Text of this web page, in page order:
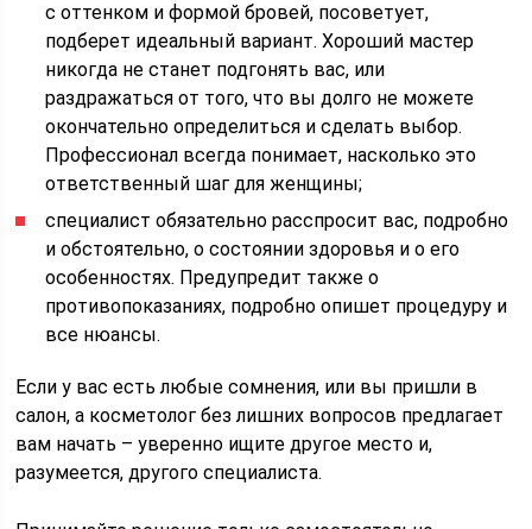
с оттенком и формой бровей, посоветует,
подберет идеальный вариант. Хороший мастер
никогда не станет подгонять вас, или
раздражаться от того, что вы долго не можете
окончательно определиться и сделать выбор.
Профессионал всегда понимает, насколько это
ответственный шаг для женщины;
специалист обязательно расспросит вас, подробно
и обстоятельно, о состоянии здоровья и о его
особенностях. Предупредит также о
противопоказаниях, подробно опишет процедуру и
все нюансы.
Если у вас есть любые сомнения, или вы пришли в
салон, а косметолог без лишних вопросов предлагает
вам начать – уверенно ищите другое место и,
разумеется, другого специалиста.